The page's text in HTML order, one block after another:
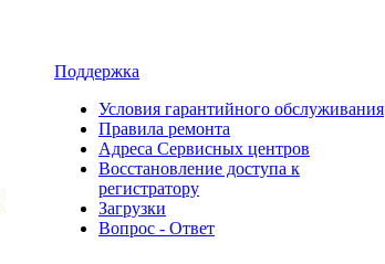
Поддержка
Условия гарантийного обслуживания
Правила ремонта
Адреса Сервисных центров
Восстановление доступа к
регистратору
Загрузки
Вопрос - Ответ